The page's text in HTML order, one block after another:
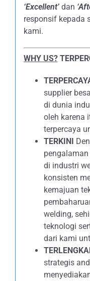
‘Excellent’dan
responsif kepada
kami.
WHY US?
supplier
di dunia
oleh karena
terpercaya
TERKINI
di industri
konsisten
kemajuan
welding,
teknologi
dari kami
strategis